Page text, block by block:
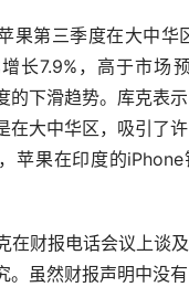
果第三季度在大中华
长7.9%，高于市场
的下滑趋势。库克表
在大中华区，吸引了
苹果在印度的iPhone
在财报电话会议上谈
。虽然财报声明中没